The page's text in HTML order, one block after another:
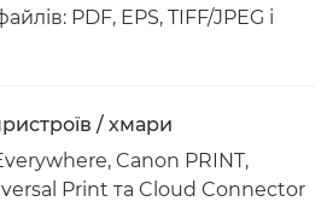
PDF, EPS, TIFF/JPEG і
/ хмари
Canon PRINT,
Print та Cloud Connector